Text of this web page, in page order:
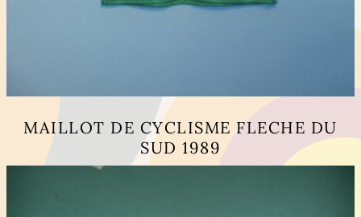
MAILLOT DE CYCLISME FLECHE DU
SUD 1989